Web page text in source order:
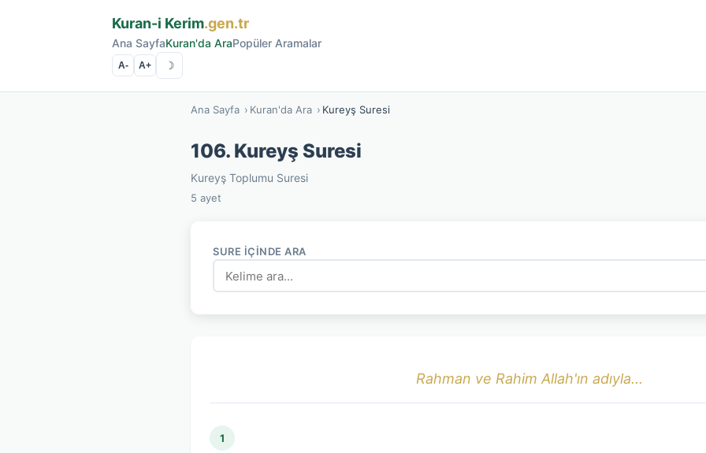
Kuran-i Kerim.gen.tr
Ana SayfaKuran'da AraPopüler Aramalar
A- A+ ☽
Ana Sayfa › Kuran'da Ara › Kureyş Suresi
106. Kureyş Suresi
Kureyş Toplumu Suresi
5 ayet
SURE İÇINDE ARA
Rahman ve Rahim Allah'ın adıyla...
1